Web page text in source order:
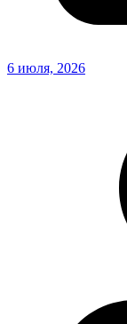
6 июля, 2026